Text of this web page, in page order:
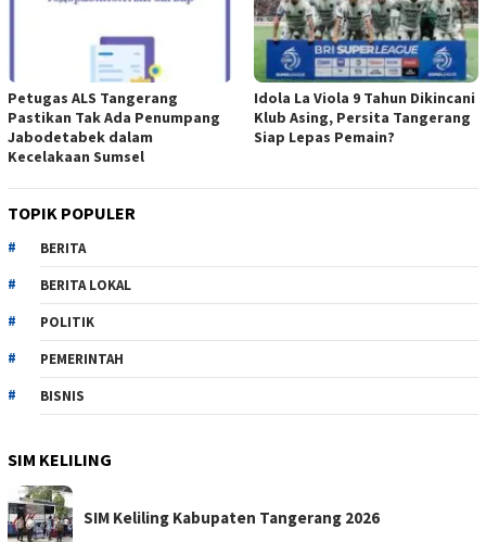
Petugas ALS Tangerang
Pastikan Tak Ada Penumpang
Jabodetabek dalam
Kecelakaan Sumsel
Idola La Viola 9 Tahun Dikincani
Klub Asing, Persita Tangerang
Siap Lepas Pemain?
TOPIK POPULER
BERITA
BERITA LOKAL
POLITIK
PEMERINTAH
BISNIS
SIM KELILING
SIM Keliling Kabupaten Tangerang 2026